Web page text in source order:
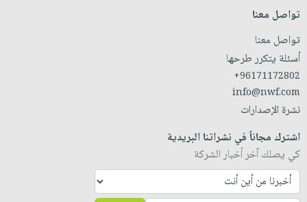
تواصل معنا
تواصل معنا
أسئلة يتكرر طرحها
+96171172802
info@nwf.com
نشرة الإصدارات
اشترك مجاناً في نشراتنا البريدية
كي يصلك آخر أخبار الشركة